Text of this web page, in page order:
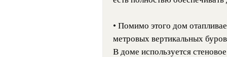
• Помимо этого дом
метровых вертикальных
В доме используется